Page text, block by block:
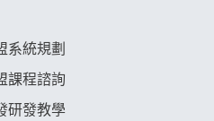
系統規劃
課程諮詢
研發教學